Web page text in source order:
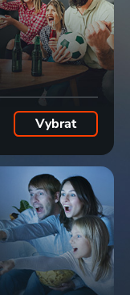
Vybrat